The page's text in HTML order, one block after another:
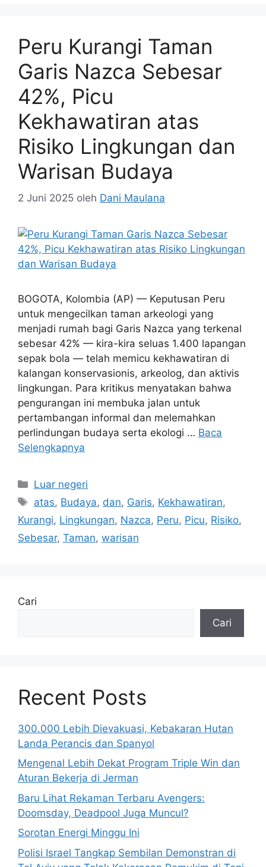
Peru Kurangi Taman
Garis Nazca Sebesar
42%, Picu
Kekhawatiran atas
Risiko Lingkungan dan
Warisan Budaya
2 Juni 2025 oleh Dani Maulana
BOGOTA, Kolombia (AP) — Keputusan Peru
untuk mengecilkan taman arkeologi yang
menjadi rumah bagi Garis Nazca yang terkenal
sebesar 42% — kira-kira seluas 1.400 lapangan
sepak bola — telah memicu kekhawatiran di
kalangan konservasionis, arkeolog, dan aktivis
lingkungan. Para kritikus menyatakan bahwa
pengurangan ini membuka jalan untuk
pertambangan informal dan melemahkan
perlindungan budaya serta ekologi … Baca
Selengkapnya
Kategori
Luar negeri
Tag
atas, Budaya, dan, Garis, Kekhawatiran,
Kurangi, Lingkungan, Nazca, Peru, Picu, Risiko,
Sebesar, Taman, warisan
Cari
Cari
Recent Posts
300.000 Lebih Dievakuasi, Kebakaran Hutan
Landa Perancis dan Spanyol
Mengenal Lebih Dekat Program Triple Win dan
Aturan Bekerja di Jerman
Baru Lihat Rekaman Terbaru Avengers:
Doomsday, Deadpool Juga Muncul?
Sorotan Energi Minggu Ini
Polisi Israel Tangkap Sembilan Demonstran di